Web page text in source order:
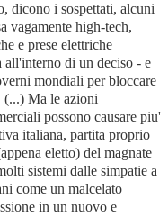
dicono i sospettati, alcuni
vagamente high-tech,
e prese elettriche
all'interno di un deciso - e
mondiali per bloccare
(...) Ma le azioni
possono causare piu'
italiana, partita proprio
eletto) del magnate
sistemi dalle simpatie a
come un malcelato
in un nuovo e